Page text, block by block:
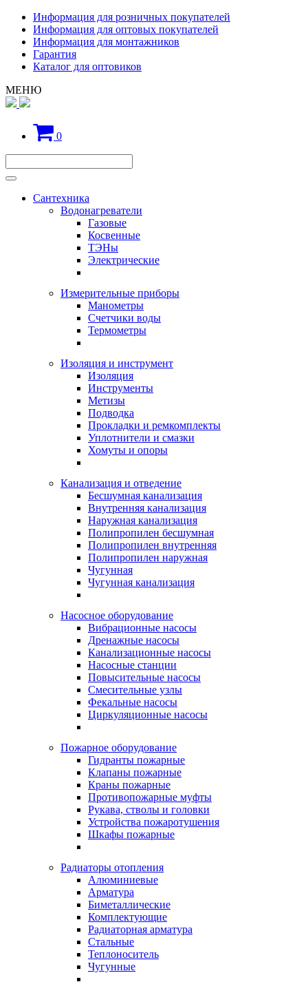
Информация для розничных покупателей
Информация для оптовых покупателей
Информация для монтажников
Гарантия
Каталог для оптовиков
МЕНЮ
0
Сантехника
Водонагреватели
Газовые
Косвенные
ТЭНы
Электрические
Измерительные приборы
Манометры
Счетчики воды
Термометры
Изоляция и инструмент
Изоляция
Инструменты
Метизы
Подводка
Прокладки и ремкомплекты
Уплотнители и смазки
Хомуты и опоры
Канализация и отведение
Бесшумная канализация
Внутренняя канализация
Наружная канализация
Полипропилен бесшумная
Полипропилен внутренняя
Полипропилен наружная
Чугунная
Чугунная канализация
Насосное оборудование
Вибрационные насосы
Дренажные насосы
Канализационные насосы
Насосные станции
Повысительные насосы
Смесительные узлы
Фекальные насосы
Циркуляционные насосы
Пожарное оборудование
Гидранты пожарные
Клапаны пожарные
Краны пожарные
Противопожарные муфты
Рукава, стволы и головки
Устройства пожаротушения
Шкафы пожарные
Радиаторы отопления
Алюминиевые
Арматура
Биметаллические
Комплектующие
Радиаторная арматура
Стальные
Теплоноситель
Чугунные